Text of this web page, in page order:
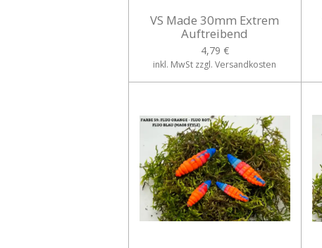
VS Made 30mm Extrem
Auftreibend
4,79 €
inkl. MwSt zzgl. Versandkosten